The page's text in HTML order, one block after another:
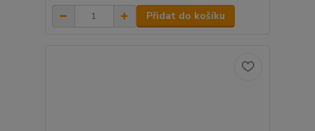
Přidat do košíku